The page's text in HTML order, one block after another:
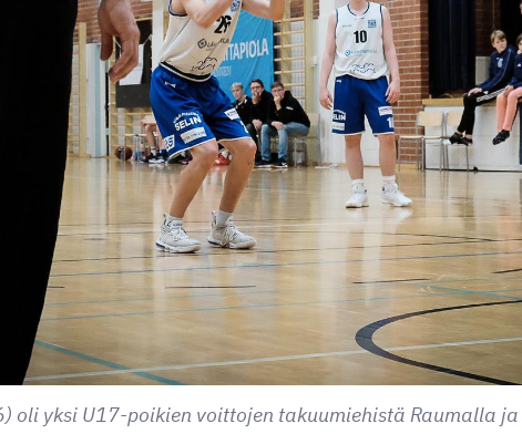
oli yksi U17-poikien voittojen takuumiehistä Raumalla ja